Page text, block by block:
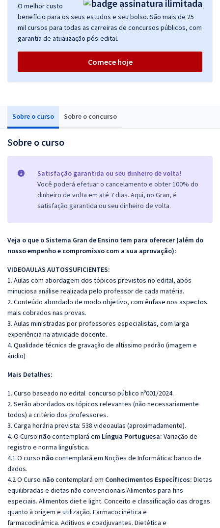
Sobre o curso Sobre o concurso
Sobre o curso
Satisfação garantida ou seu dinheiro de volta!
Você poderá efetuar o cancelamento e obter 100% do
dinheiro de volta em até 7 dias. Aqui, no Gran, é
satisfação garantida ou seu dinheiro de volta.
Veja o que o Sistema Gran de Ensino tem para oferecer (além do
nosso empenho e compromisso com a sua aprovação):
VIDEOAULAS AUTOSSUFICIENTES:
1. Aulas com abordagem dos tópicos previstos no edital, após
minuciosa análise realizada pelo professor de cada matéria.
2. Conteúdo abordado de modo objetivo, com ênfase nos aspectos
mais cobrados nas provas.
3. Aulas ministradas por professores especialistas, com larga
experiência na atividade docente.
4. Qualidade técnica de gravação de altíssimo padrão (imagem e
áudio)
Mais Detalhes:
1. Curso baseado no edital concurso público nº001/2024.
2. Serão abordados os tópicos relevantes (não necessariamente
todos) a critério dos professores.
3. Carga horária prevista: 538 videoaulas (aproximadamente).
4. O Curso nãocontemplará em Língua Portuguesa: Variação de
registro e norma linguística.
4.1 O curso nãocontemplará em Noções de Informática: banco de
dados.
4.2 O Curso nãocontemplará em Conhecimentos Específicos: Dietas
equilibradas e dietas não convencionais.Alimentos para fins
especiais. Alimentos diet e light. Conceito e classificação das drogas
quanto à origem e utilização. Farmacocinética e
farmacodinâmica. Aditivos e coadjuvantes. Dietética e
O melhor custo
benefício para os seus estudos e seu bolso. São mais de 25
mil cursos para todas as carreiras de concursos públicos, com
garantia de atualização pós-edital.
Comece hoje